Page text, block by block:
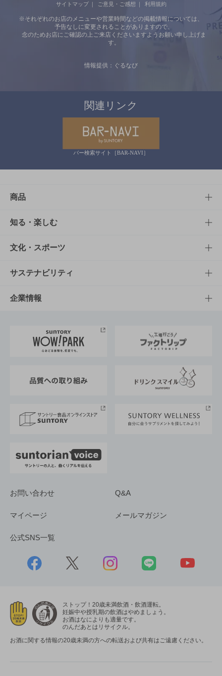
サイトマップ ご意見・ご感想 利用規約
※それぞれのお店のメニューや営業時間などの掲載情報については、
予告なしに変更されることがありますので、
念のためお店にご確認の上ご来店くださいますようお願い申し上げま
す。
情報提供：ぐるなび
関連リンク
バー検索サイト［BAR-NAVI］
商品
商品TOP
商品一覧
商品発売情報
栄養成分一覧
知る・楽しむ
知る・楽しむTOP
キャンペーン
工場見学
地域情報
文化・スポーツ
文化・スポーツTOP
サントリーホール
サントリーサンバーズ大阪
サステナビリティ
サステナビリティTOP
サントリーが考えるサステナビリティ経営
企業情報
企業概要
採用情報
お問い合わせ Q&A
マイページ メールマガジン
公式SNS一覧
ストップ！20歳未満飲酒・飲酒運転。
妊娠中や授乳期の飲酒はやめましょう。
お酒はなによりも適量です。
のんだあとはリサイクル。
お酒に関する情報の20歳未満の方への転送および共有はご遠慮ください。